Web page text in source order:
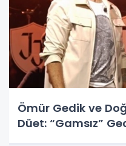
Ömür Gedik ve
Düet: “Gamsız”